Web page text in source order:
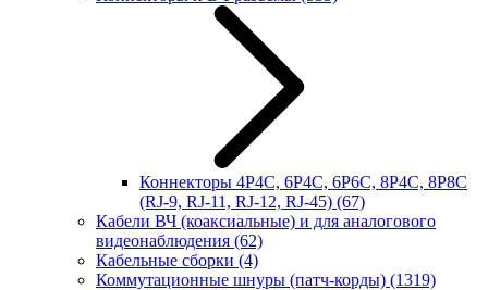
Коннекторы 4P4C, 6P4C, 6P6C, 8P4C, 8P8C
(RJ-9, RJ-11, RJ-12, RJ-45) (67)
Кабели ВЧ (коаксиальные) и для аналогового
видеонаблюдения (62)
Кабельные сборки (4)
Коммутационные шнуры (патч-корды) (1319)